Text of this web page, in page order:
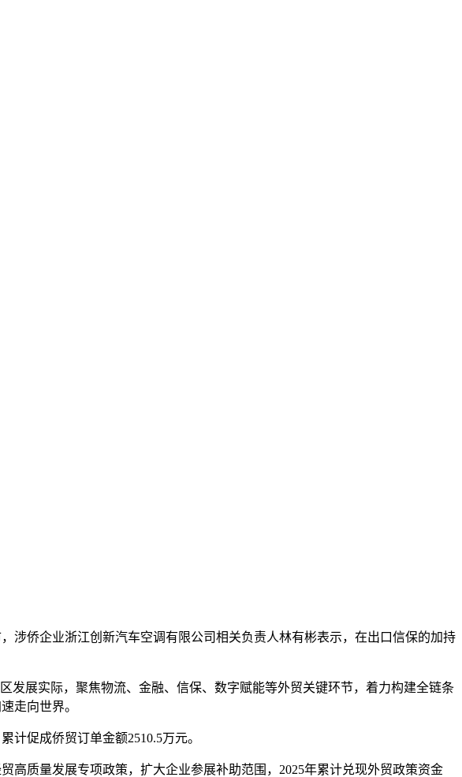
涉侨企业浙江创新汽车空调有限公司相关负责人林有彬表示，在出口信保的加持
展实际，聚焦物流、金融、信保、数字赋能等外贸关键环节，着力构建全链条
走向世界。
促成侨贸订单金额2510.5万元。
质量发展专项政策，扩大企业参展补助范围，2025年累计兑现外贸政策资金